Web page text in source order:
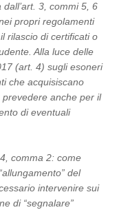
3, commi 5, 6
propri regolamenti
rilascio di certificati o
Alla luce delle
(art. 4) sugli esoneri
che acquisiscano
anche per il
di eventuali
comma 2: come
del
intervenire sui
di “segnalare”